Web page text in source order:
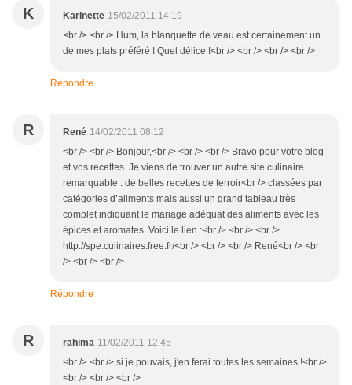
K Karinette 15/02/2011 14:19
<br /> <br /> Hum, la blanquette de veau est certainement un
de mes plats préféré ! Quel délice !<br /> <br /> <br /> <br />
Répondre
R René 14/02/2011 08:12
<br /> <br /> Bonjour,<br /> <br /> <br /> Bravo pour votre blog
et vos recettes. Je viens de trouver un autre site culinaire
remarquable : de belles recettes de terroir<br /> classées par
catégories d’aliments mais aussi un grand tableau très
complet indiquant le mariage adéquat des aliments avec les
épices et aromates. Voici le lien :<br /> <br /> <br />
http://spe.culinaires.free.fr/<br /> <br /> <br /> René<br /> <br
/> <br /> <br />
Répondre
R rahima 11/02/2011 12:45
<br /> <br /> si je pouvais, j'en ferai toutes les semaines !<br />
<br /> <br /> <br />